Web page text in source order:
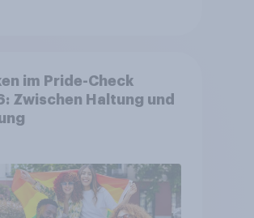
im Pride-Check
Zwischen Haltung und